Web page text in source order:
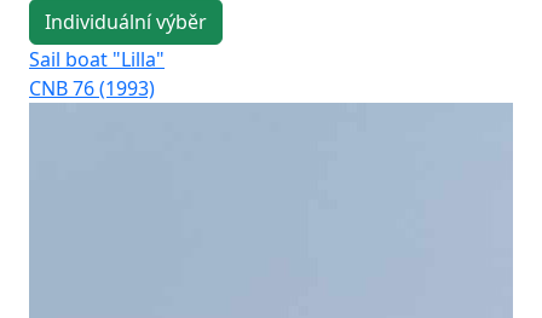
Individuální výběr
Sail boat "Lilla"
CNB 76 (1993)